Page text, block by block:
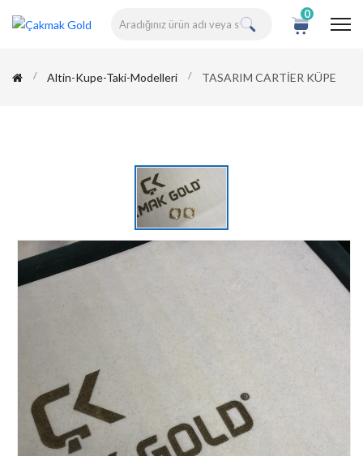
0
Altin-Kupe-Taki-Modelleri TASARIM CARTİER KÜPE